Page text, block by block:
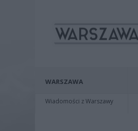
WARSZAWA
Wiadomości z Warszawy